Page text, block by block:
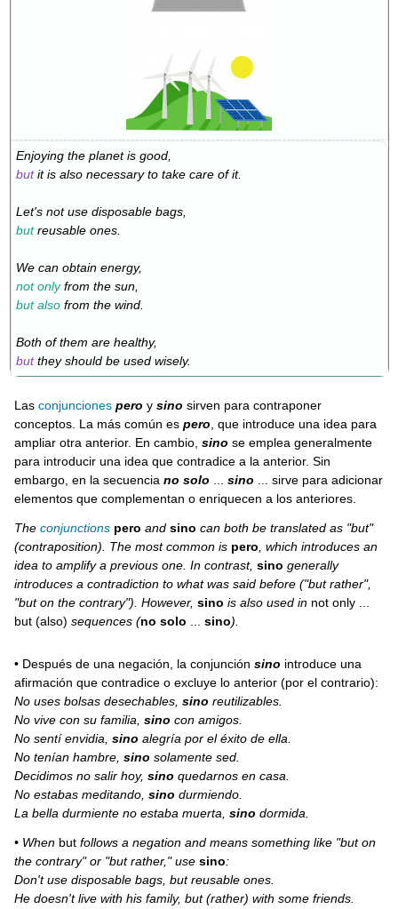
Enjoying the planet is good,
butit is also necessary to take care of it.
Let's not use disposable bags,
butreusable ones.
We can obtain energy,
not onlyfrom the sun,
but also from the wind.
Both of them are healthy,
butthey should be used wisely.
Lasconjunciones pero ysino sirven para contraponer
conceptos. La más común espero , que introduce una idea para
ampliar otra anterior. En cambio,sino se emplea generalmente
para introducir una idea que contradice a la anterior. Sin
embargo, en la secuenciano solo ...sino ... sirve para adicionar
elementos que complementan o enriquecen a los anteriores.
Theconjunctions pero andsino can both be translated as "but"
(contraposition). The most common is pero , which introduces an
idea to amplify a previous one. In contrast,sino generally
introduces a contradiction to what was said before ("but rather",
"but on the contrary"). However,sino is also used in not only ...
but (also) sequences (no solo sino).
• Después de una negación, la conjunciónsino introduce una
afirmación que contradice o excluye lo anterior (por el contrario):
No uses bolsas desechables,sino reutilizables.
No vive con su familia,sino con amigos.
No sentí envidia,sino alegría por el éxito de ella.
No tenían hambre,sino solamente sed.
Decidimos no salir hoy,sino quedarnos en casa.
No estabas meditando,sino durmiendo.
La bella durmiente no estaba muerta,sino dormida.
• When but follows a negation and means something like "but on
the contrary" or "but rather," usesino:
Don't use disposable bags, but reusable ones.
He doesn't live with his family, but (rather) with some friends.